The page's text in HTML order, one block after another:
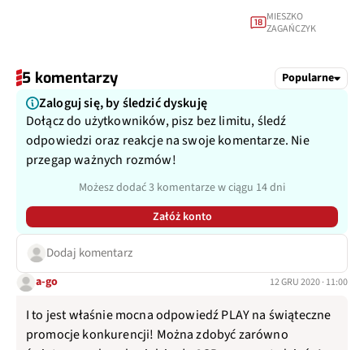
18 MIESZKO
ZAGAŃCZYK
5 komentarzy Popularne
Zaloguj się, by śledzić dyskuję
Dołącz do użytkowników, pisz bez limitu, śledź
odpowiedzi oraz reakcje na swoje komentarze. Nie
przegap ważnych rozmów!
Możesz dodać 3 komentarze w ciągu 14 dni
Załóż konto
Dodaj komentarz
a-go 12 GRU 2020 · 11:00
I to jest właśnie mocna odpowiedź PLAY na świąteczne
promocje konkurencji! Można zdobyć zarówno